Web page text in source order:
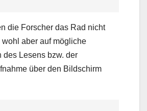
die Forscher das Rad nicht
aber auf mögliche
des Lesens bzw. der
über den Bildschirm